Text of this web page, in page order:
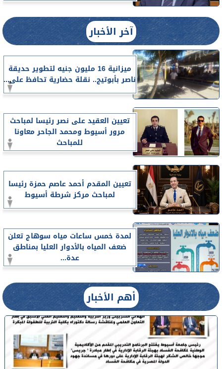
آخر الأخبار
ميزانية 16 مليون جنيه لتطوير حديقة
ناصر بأبوتيج.. نقلة حضارية تحافظ على...
تعيين العقيد على نصر رئيسا لمباحث
مرور أسيوط ومحمد الجاحر معاونا
للمباحث
تعيين المقدم أحمد عاصم حمزة رئيسا
لمباحث مركز شرطة أسيوط
لمدة خمس ساعات مياه سوهاج تعلن
ضعف المياه بالأدوار العليا بمناطق
عدة...
أهم الأخبار